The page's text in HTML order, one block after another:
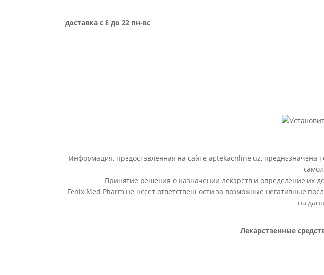
доставка с 8 до 22 пн-вс
Информация, предоставленная на сайте aptekaonline.uz, предназначена
Принятие решения о назначении лекарств и определение их
Fenix Med Pharm не несет ответственности за возможные негативные
на
Лекарственные